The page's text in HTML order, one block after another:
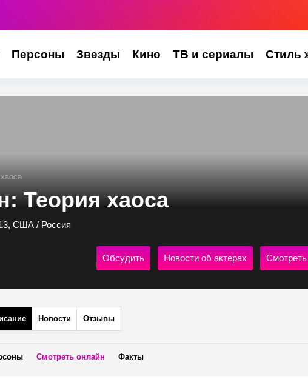
Персоны Звезды Кино ТВ и сериалы Стиль
Теория хаоса
США / Россия
Обсудить Новости об актерах
Новости Отзывы
Смотреть онлайн Факты